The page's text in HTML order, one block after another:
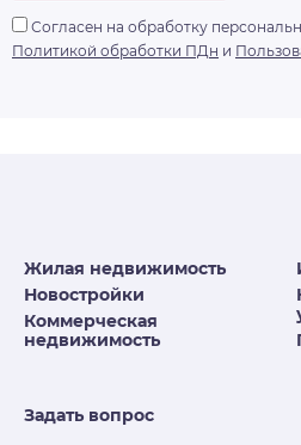
Согласен на обработку
Политикой обработки ПДн и
Жилая недвижимость
Новостройки
Коммерческая
недвижимость
Задать вопрос